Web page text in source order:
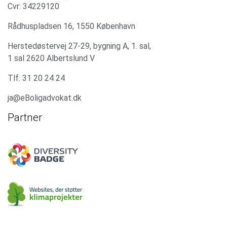
Cvr: 34229120
Rådhuspladsen 16, 1550 København
Herstedøstervej 27-29, bygning A, 1. sal,
1 sal 2620 Albertslund V
Tlf. 31 20 24 24
ja@eBoligadvokat.dk
Partner